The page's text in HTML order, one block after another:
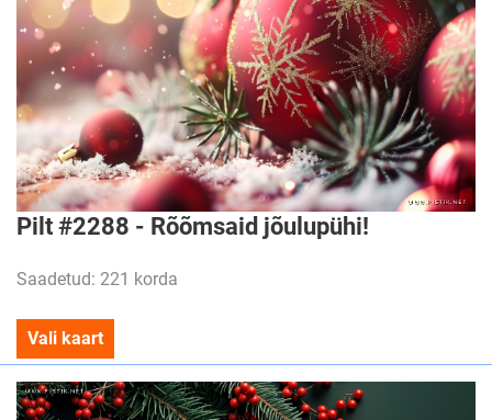
Pilt #2288 - Rõõmsaid jõulupühi!
Saadetud: 221 korda
Vali kaart